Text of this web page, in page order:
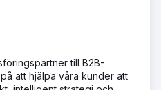
onlinenärvaro och
optimerade
en mycket fokuserad
till B2B-
att hjälpa våra kunder att